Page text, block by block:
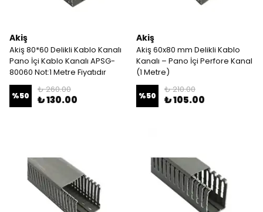
Akiş
Akiş 80*60 Delikli Kablo Kanalı
Pano İçi Kablo Kanalı APSG-
80060 Not:1 Metre Fiyatıdır
%50
₺ 260.00
₺ 130.00
Akiş
Akiş 60x80 mm Delikli Kablo
Kanalı – Pano İçi Perfore Kanal
(1 Metre)
%50
₺ 210.00
₺ 105.00